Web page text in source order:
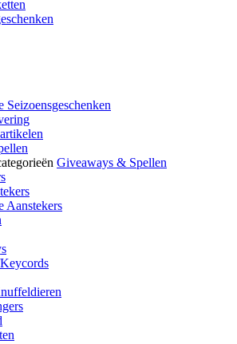
Seizoensgeschenken
Giveaways & Spellen
Aanstekers